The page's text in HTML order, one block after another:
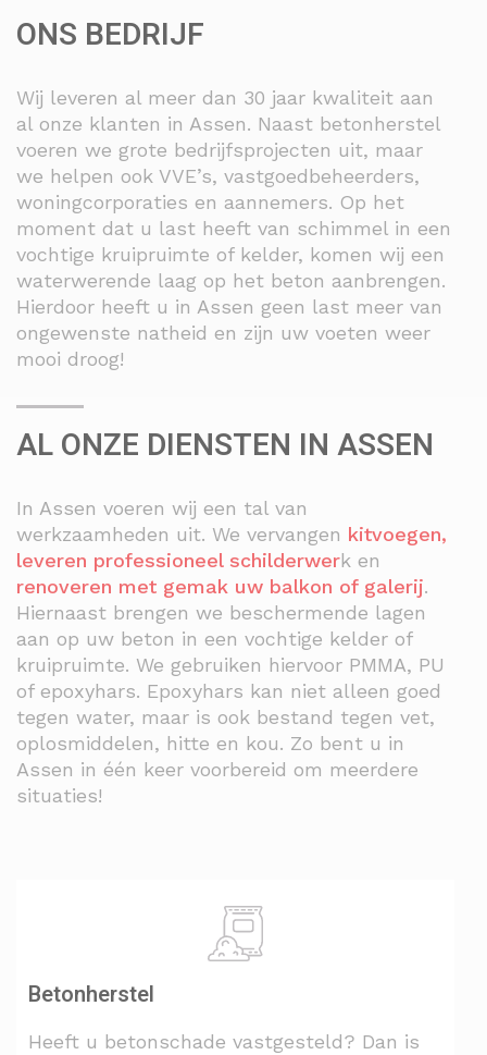
ONS BEDRIJF
Wij leveren al meer dan 30 jaar kwaliteit aan
al onze klanten in Assen. Naast betonherstel
voeren we grote bedrijfsprojecten uit, maar
we helpen ook VVE’s, vastgoedbeheerders,
woningcorporaties en aannemers. Op het
moment dat u last heeft van schimmel in een
vochtige kruipruimte of kelder, komen wij een
waterwerende laag op het beton aanbrengen.
Hierdoor heeft u in Assen geen last meer van
ongewenste natheid en zijn uw voeten weer
mooi droog!
AL ONZE DIENSTEN IN ASSEN
In Assen voeren wij een tal van
werkzaamheden uit. We vervangen kitvoegen,
leveren professioneel schilderwerk en
renoveren met gemak uw balkon of galerij.
Hiernaast brengen we beschermende lagen
aan op uw beton in een vochtige kelder of
kruipruimte. We gebruiken hiervoor PMMA, PU
of epoxyhars. Epoxyhars kan niet alleen goed
tegen water, maar is ook bestand tegen vet,
oplosmiddelen, hitte en kou. Zo bent u in
Assen in één keer voorbereid om meerdere
situaties!
Betonherstel
Heeft u betonschade vastgesteld? Dan is